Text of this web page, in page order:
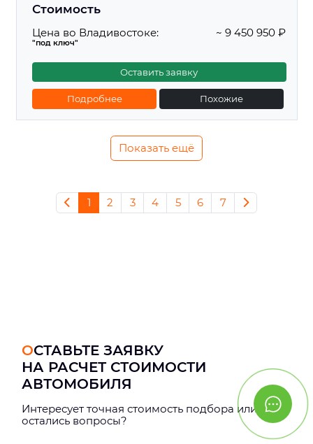
Стоимость
Цена во Владивостоке:
"под ключ"
~ 9 450 950 ₽
Оставить заявку
Подробнее Похожие
Показать ещё
1 2 3 4 5 6 7
ОСТАВЬТЕ ЗАЯВКУ
НА РАСЧЕТ СТОИМОСТИ
АВТОМОБИЛЯ
Интерeсует точная стоимость подбора или
остались вопросы?